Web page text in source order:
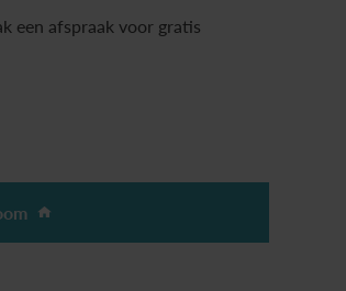
een afspraak voor gratis